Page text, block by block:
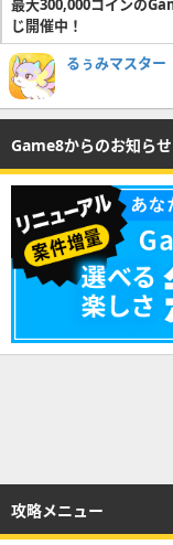
最大300,000コインの
じ開催中！
るぅみマスター
Game8からのお知らせ
攻略メニュー